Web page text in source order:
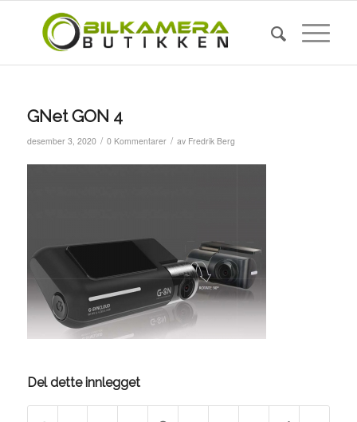
GNet GON 4
desember 3, 2020 / 0 Kommentarer / av Fredrik Berg
Del dette innlegget